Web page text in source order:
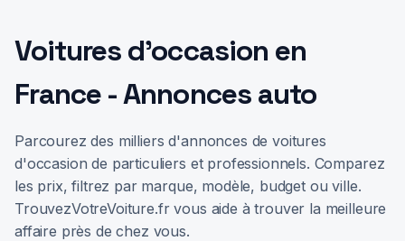
Voitures d'occasion en
France - Annonces auto
Parcourez des milliers d'annonces de voitures
d'occasion de particuliers et professionnels. Comparez
les prix, filtrez par marque, modèle, budget ou ville.
TrouvezVotreVoiture.fr vous aide à trouver la meilleure
affaire près de chez vous.